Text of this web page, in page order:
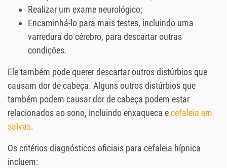
Realizar um exame neurológico;
Encaminhá-lo para mais testes, incluindo uma
varredura do cérebro, para descartar outras
condições.
Ele também pode querer descartar outros distúrbios que
causam dor de cabeça. Alguns outros distúrbios que
também podem causar dor de cabeça podem estar
relacionados ao sono, incluindo enxaqueca ecefaleia em
salvas.
Os critérios diagnósticos oficiais para cefaleia hípnica
incluem: